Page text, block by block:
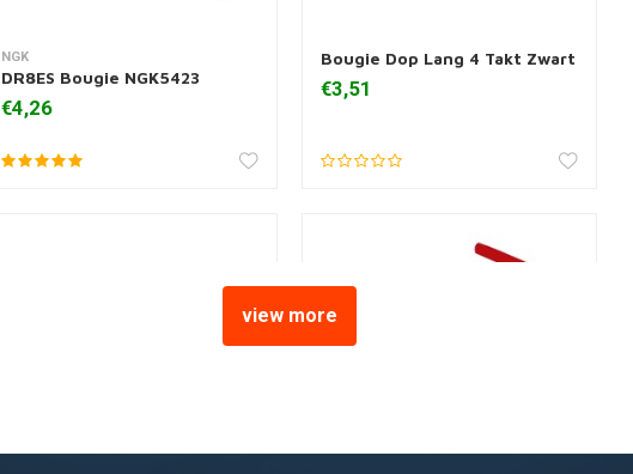
Toevoegen aan winkelwagen
NGK
DR8ES Bougie NGK5423
€4,26
Toevoegen aan winkelwagen
Bougie Dop Lang 4 Takt Zwart
€3,51
view more